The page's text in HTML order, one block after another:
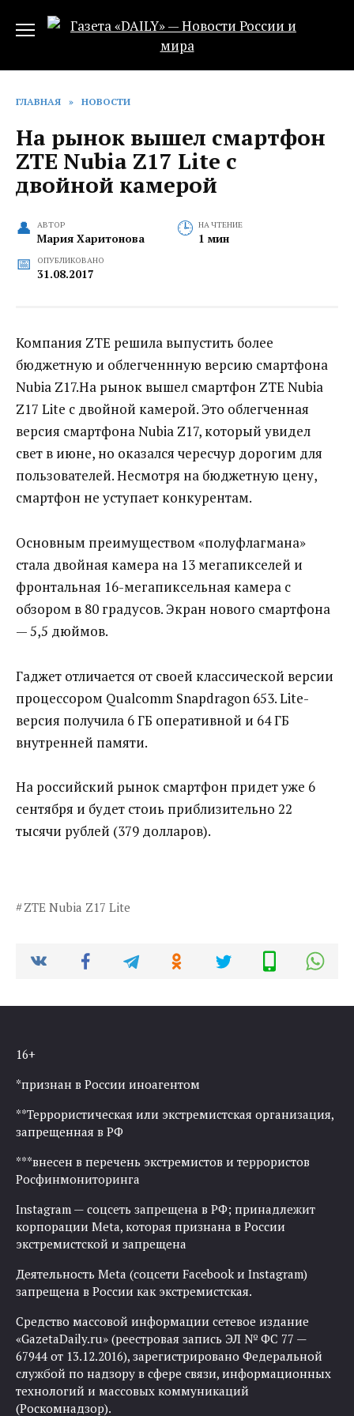
ГЛАВНАЯ » НОВОСТИ
На рынок вышел смартфон
ZTE Nubia Z17 Lite с
двойной камерой
АВТОР
Мария Харитонова
НА ЧТЕНИЕ
1 мин
ОПУБЛИКОВАНО
31.08.2017
Компания ZTE решила выпустить более
бюджетную и облегченнную версию смартфона
Nubia Z17.На рынок вышел смартфон ZTE Nubia
Z17 Lite с двойной камерой. Это облегченная
версия смартфона Nubia Z17, который увидел
свет в июне, но оказался чересчур дорогим для
пользователей. Несмотря на бюджетную цену,
смартфон не уступает конкурентам.
Основным преимуществом «полуфлагмана»
стала двойная камера на 13 мегапикселей и
фронтальная 16-мегапиксельная камера с
обзором в 80 градусов. Экран нового смартфона
— 5,5 дюймов.
Гаджет отличается от своей классической версии
процессором Qualcomm Snapdragon 653. Lite-
версия получила 6 ГБ оперативной и 64 ГБ
внутренней памяти.
На российский рынок смартфон придет уже 6
сентября и будет стоиь приблизительно 22
тысячи рублей (379 долларов).
ZTE Nubia Z17 Lite
16+
*признан в России иноагентом
**Террористическая или экстремистская организация,
запрещенная в РФ
***внесен в перечень экстремистов и террористов
Росфинмониторинга
Instagram — соцсеть запрещена в РФ; принадлежит
корпорации Meta, которая признана в России
экстремистской и запрещена
Деятельность Meta (соцсети Facebook и Instagram)
запрещена в России как экстремистская.
Средство массовой информации сетевое издание
«GazetaDaily.ru» (реестровая запись ЭЛ № ФС 77 —
67944 от 13.12.2016), зарегистрировано Федеральной
службой по надзору в сфере связи, информационных
технологий и массовых коммуникаций
(Роскомнадзор).